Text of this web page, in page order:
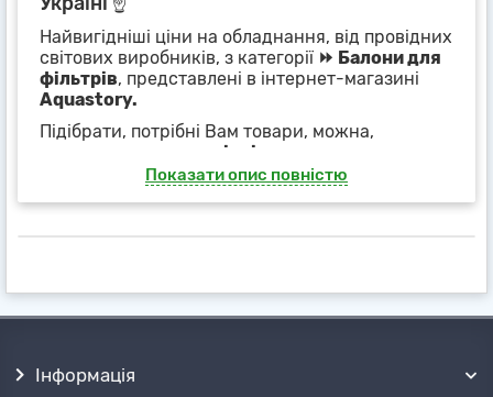
Найвигідніші ціни на обладнання, від провідних
світових виробників, з категорії ⏩ Балони для
фільтрів, представлені в інтернет-магазині
Aquastory.
Підібрати, потрібні Вам товари, можна,
технічні характеристики,
фотографіях і схемах продукції,
підборі обладнання, по телефону або будь-
безкоштовно забрати самовивозом
Показати опис повністю
Інформація